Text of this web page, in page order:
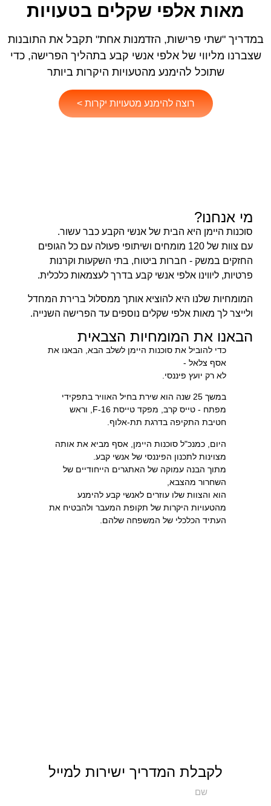
מאות אלפי שקלים בטעויות
במדריך "שתי פרישות, הזדמנות אחת" תקבל את התובנות
שצברנו מליווי של אלפי אנשי קבע בתהליך הפרישה, כדי
שתוכל להימנע מהטעויות היקרות ביותר
רוצה להימנע מטעויות יקרות >
מי אנחנו?
סוכנות היימן היא הבית של אנשי הקבע כבר עשור.
עם צוות של 120 מומחים ושיתופי פעולה עם כל הגופים
החזקים במשק - חברות ביטוח, בתי השקעות וקרנות
פרטיות, ליווינו אלפי אנשי קבע בדרך לעצמאות כלכלית.
המומחיות שלנו היא להוציא אותך ממסלול ברירת המחדל
ולייצר לך מאות אלפי שקלים נוספים עד הפרישה השנייה.
הבאנו את המומחיות הצבאית
כדי להוביל את סוכנות היימן לשלב הבא, הבאנו את
אסף צלאל -
לא רק יועץ פיננסי.
במשך 25 שנה הוא שירת בחיל האוויר בתפקידי
מפתח - טייס קרב, מפקד טייסת F-16,
וראש
חטיבת התקיפה בדרגת תת-אלוף.
היום, כמנכ"ל סוכנות היימן, אסף מביא את אותה
מצוינות לתכנון הפיננסי של אנשי קבע.
מתוך הבנה עמוקה של האתגרים הייחודיים של
השחרור מהצבא,
הוא והצוות שלו עוזרים לאנשי קבע להימנע
מהטעויות היקרות של תקופת המעבר ולהבטיח את
העתיד הכלכלי של המשפחה שלהם.
לקבלת המדריך ישירות למייל